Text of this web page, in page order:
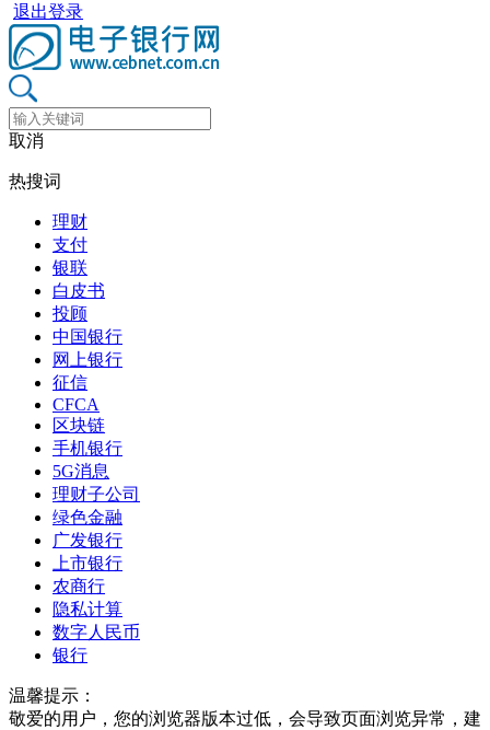
退出登录
取消
热搜词
理财
支付
银联
白皮书
投顾
中国银行
网上银行
征信
CFCA
区块链
手机银行
5G消息
理财子公司
绿色金融
广发银行
上市银行
农商行
隐私计算
数字人民币
银行
温馨提示：
敬爱的用户，您的浏览器版本过低，会导致页面浏览异常，建